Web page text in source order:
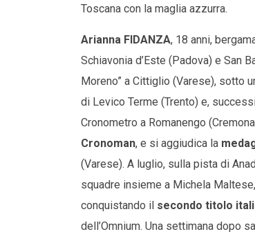
Toscana con la maglia azzurra.
Arianna FIDANZA, 18 anni,
Schiavonia d’Este (Padova) e San
Moreno” a Cittiglio (Varese), sotto
di Levico Terme (Trento) e,
Cronometro a Romanengo
Cronoman, e si aggiudica la
(Varese). A luglio, sulla pista di
squadre insieme a Michela
conquistando il secondo titolo
dell’Omnium. Una settimana dopo